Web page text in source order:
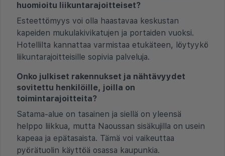
huomioitu liikuntarajoitteiset?
Esteettömyys voi olla haastavaa keskustan
kapeiden mukulakivikatujen ja portaiden vuoksi.
Hotellilta kannattaa varmistaa etukäteen, löytyykö
liikuntarajoitteisille sopivia palveluja.
Onko julkiset rakennukset ja nähtävyydet
sovitettu henkilöille, joilla on
toimintarajoitteita?
Satama-alue on tasainen ja siellä on yleensä
helppo liikkua, mutta Naoussan sisäkujilla on usein
kapeaa ja epätasaista. Tämä voi vaikeuttaa
pyörätuolin käyttöä osassa kaupunkia.